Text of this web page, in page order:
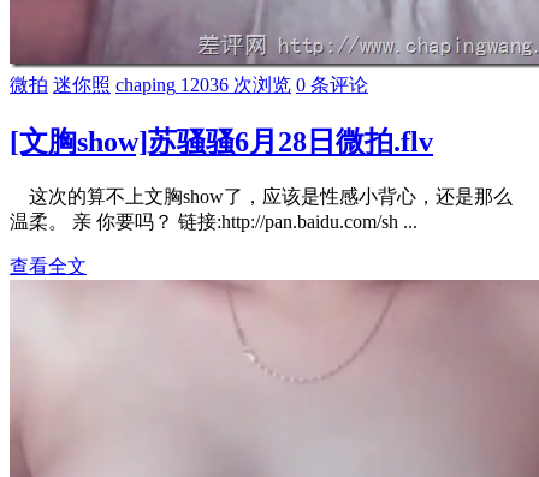
微拍 迷你照 chaping 12036 次浏览 0 条评论
[文胸show]苏骚骚6月28日微拍.flv
这次的算不上文胸show了，应该是性感小背心，还是那么
温柔。 亲 你要吗？ 链接:http://pan.baidu.com/sh ...
查看全文